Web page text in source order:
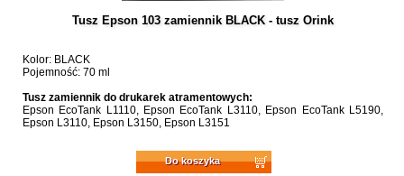
Tusz Epson 103 zamiennik BLACK - tusz Orink
Kolor: BLACK
Pojemność: 70 ml
Tusz zamiennik do drukarek atramentowych:
Epson EcoTank L1110, Epson EcoTank L3110, Epson EcoTank L5190,
Epson L3110, Epson L3150, Epson L3151
Do koszyka